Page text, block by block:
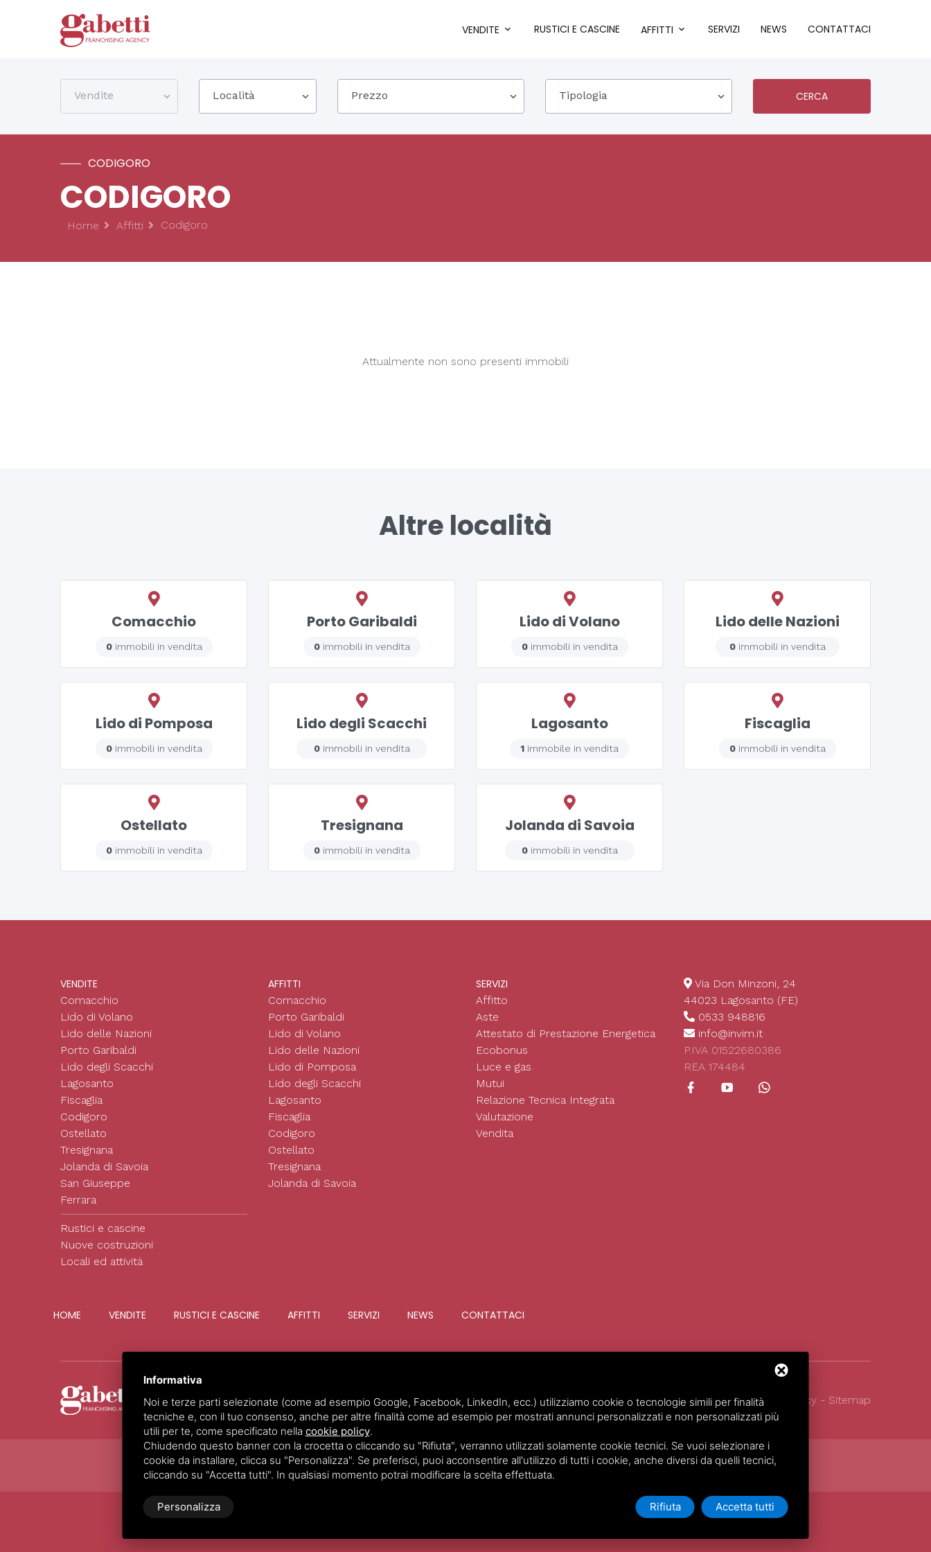
VENDITE RUSTICI E CASCINE AFFITTI SERVIZI NEWS CONTATTACI
Vendite Località Prezzo Tipologia CERCA
CODIGORO
CODIGORO
Home Affitti Codigoro
Attualmente non sono presenti immobili
Altre località
Comacchio
0immobili in vendita
Porto Garibaldi
0immobili in vendita
Lido di Volano
0immobili in vendita
Lido delle Nazioni
0immobili in vendita
Lido di Pomposa
0immobili in vendita
Lido degli Scacchi
0immobili in vendita
Lagosanto
1 immobile in vendita
Fiscaglia
0immobili in vendita
Ostellato
0immobili in vendita
Tresignana
0immobili in vendita
Jolanda di Savoia
0immobili in vendita
VENDITE
Comacchio
Lido di Volano
Lido delle Nazioni
Porto Garibaldi
Lido degli Scacchi
Lagosanto
Fiscaglia
Codigoro
Ostellato
Tresignana
Jolanda di Savoia
San Giuseppe
Ferrara
Rustici e cascine
Nuove costruzioni
Locali ed attività
AFFITTI
Comacchio
Porto Garibaldi
Lido di Volano
Lido delle Nazioni
Lido di Pomposa
Lido degli Scacchi
Lagosanto
Fiscaglia
Codigoro
Ostellato
Tresignana
Jolanda di Savoia
SERVIZI
Affitto
Aste
Attestato di Prestazione Energetica
Ecobonus
Luce e gas
Mutui
Relazione Tecnica Integrata
Valutazione
Vendita
Via Don Minzoni, 24
44023 Lagosanto (FE)
0533 948816
info@invim.it
P.IVA 01522680386
REA 174484
HOME VENDITE RUSTICI E CASCINE AFFITTI SERVIZI NEWS CONTATTACI
Invim Investimenti Immobiliari©2026 All Rights Reserved. Privacy policy - Sitemap
Informativa
Noi e terze parti selezionate (come ad esempio Google, Facebook, LinkedIn, ecc.) utilizziamo cookie o tecnologie simili per finalità
tecniche e, con il tuo consenso, anche per altre finalità come ad esempio per mostrati annunci personalizzati e non personalizzati più
utili per te, come specificato nella cookie policy.
Chiudendo questo banner con la crocetta o cliccando su "Rifiuta", verranno utilizzati solamente cookie tecnici. Se vuoi selezionare i
cookie da installare, clicca su "Personalizza". Se preferisci, puoi acconsentire all'utilizzo di tutti i cookie, anche diversi da quelli tecnici,
cliccando su "Accetta tutti". In qualsiasi momento potrai modificare la scelta effettuata.
Personalizza Rifiuta Accetta tutti